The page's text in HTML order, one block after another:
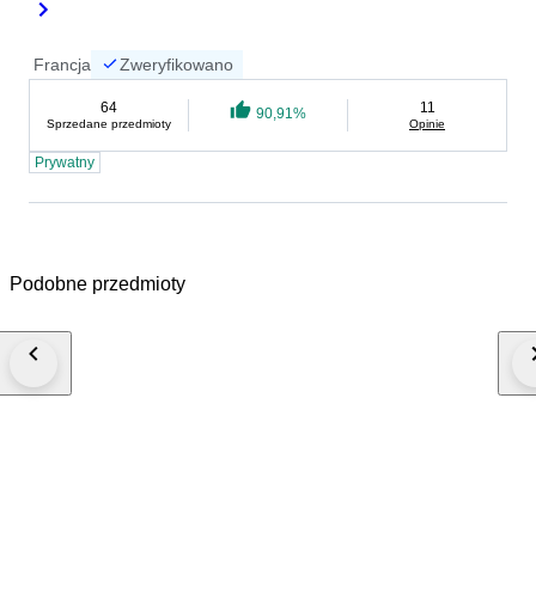
Francja Zweryfikowano
64
Sprzedane przedmioty
90,91% 11
Opinie
Prywatny
Podobne przedmioty